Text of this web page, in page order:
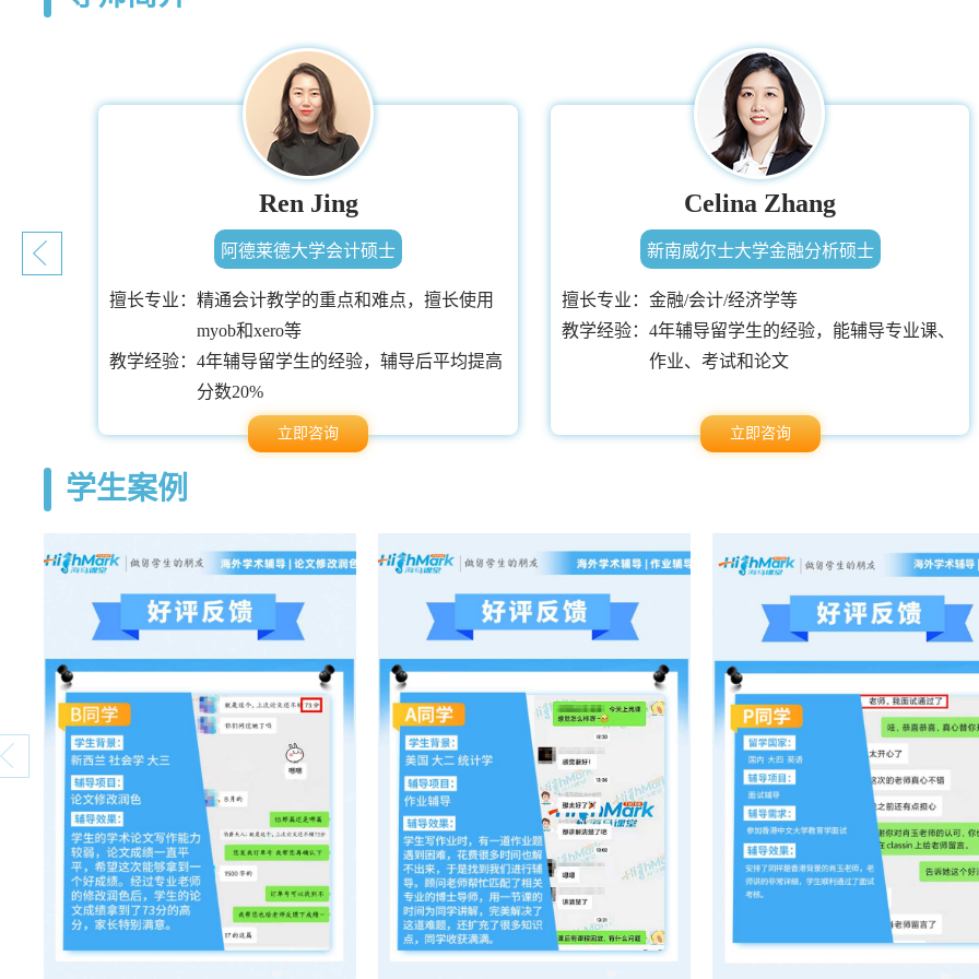
Ren Jing
阿德莱德大学会计硕士
擅长专业：精通会计教学的重点和难点，擅长使用
myob和xero等
教学经验：4年辅导留学生的经验，辅导后平均提高
分数20%
立即咨询
Celina Zhang
新南威尔士大学金融分析硕士
擅长专业： 金融/会计/经济学等
教学经验： 4年辅导留学生的经验，能辅导专业课、
作业、考试和论文
立即咨询
学生案例